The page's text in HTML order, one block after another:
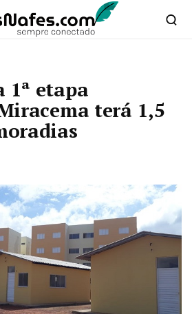
1ª etapa
terá 1,5